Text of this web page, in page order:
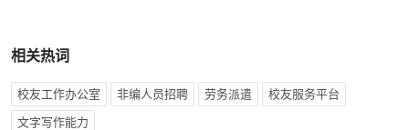
相关热词
校友工作办公室 非编人员招聘 劳务派遣 校友服务平台
文字写作能力